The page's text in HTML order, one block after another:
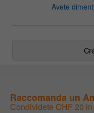
Avete
Raccomanda un
Condividete CHF 20